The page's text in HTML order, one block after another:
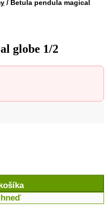
/ Betula pendula magical
globe 1/2